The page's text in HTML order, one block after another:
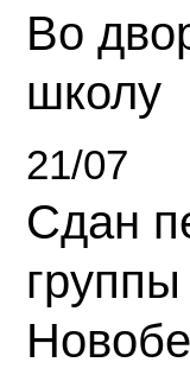
Во
школу
21/07
Сдан